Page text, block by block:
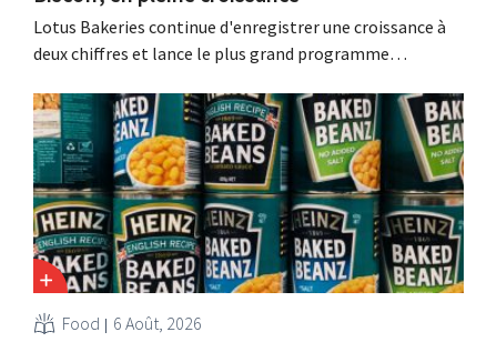
Lotus Bakeries continue d'enregistrer une croissance à
deux chiffres et lance le plus grand programme
capacité de production de Biscoff : « Nous devons saisir
cette opportunité ».
Food 6 Août, 2026